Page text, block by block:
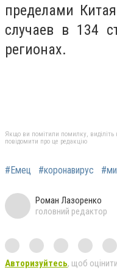
пределами
случаев в 134
регионах.
Якщо ви помітили помилку, виділіть
повідомити про це редакцію
#Емец #коронавирус
Роман Лазоренко
головний редактор
Авторизуйтесь, щоб оцінити